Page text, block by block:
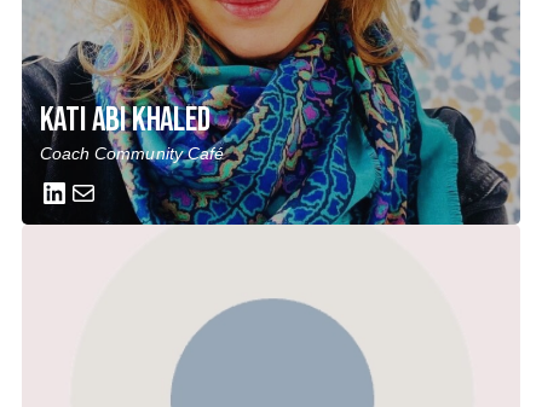
Kati Abi Khaled
Coach Community Café
LinkedIn Mail